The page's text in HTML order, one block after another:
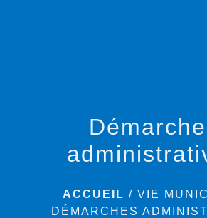
ACCUEIL / VIE
DÉMARCHES